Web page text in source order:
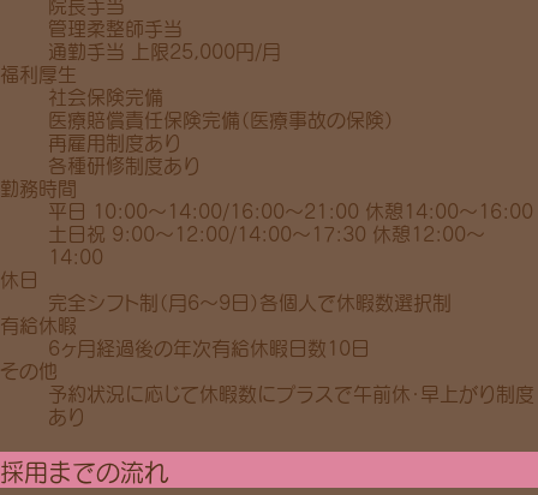
院長手当
管理柔整師手当
通勤手当 上限25,000円/月
福利厚生
社会保険完備
医療賠償責任保険完備（医療事故の保険）
再雇用制度あり
各種研修制度あり
勤務時間
平日 10:00～14:00/16:00～21:00 休憩14:00～16:00
土日祝 9:00～12:00/14:00～17:30 休憩12:00～
14:00
休日
完全シフト制（月6～9日）各個人で休暇数選択制
有給休暇
6ヶ月経過後の年次有給休暇日数10日
その他
予約状況に応じて休暇数にプラスで午前休・早上がり制度
あり
採用までの流れ